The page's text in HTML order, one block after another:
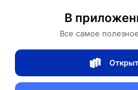
В
Все самое